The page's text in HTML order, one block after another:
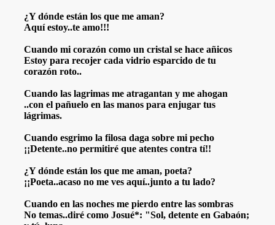
¿Y dónde están los que me aman?
Aquí estoy..te amo!!!
Cuando mi corazón como un cristal se hace añicos
Estoy para recojer cada vidrio esparcido de tu
corazón roto..
Cuando las lagrimas me atragantan y me ahogan
..con el pañuelo en las manos para enjugar tus
lágrimas.
Cuando esgrimo la filosa daga sobre mi pecho
¡¡Detente..no permitiré que atentes contra tí!!
¿Y dónde están los que me aman, poeta?
¡¡Poeta..acaso no me ves aquí..junto a tu lado?
Cuando en las noches me pierdo entre las sombras
No temas..diré como Josué*: "Sol, detente en Gabaón;
, SILENCIOS Y ESPERAS
REFLEXIVOS - LOCURAS POÉTICAS
POETAS